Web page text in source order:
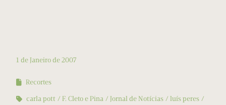
1 de Janeiro de 2007
Recortes
carla pott
F. Cleto e Pina Jornal de Notícias
luís peres